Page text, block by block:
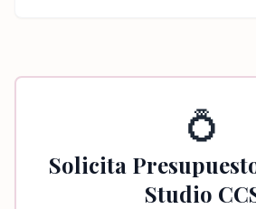
💍
Solicita
Studio